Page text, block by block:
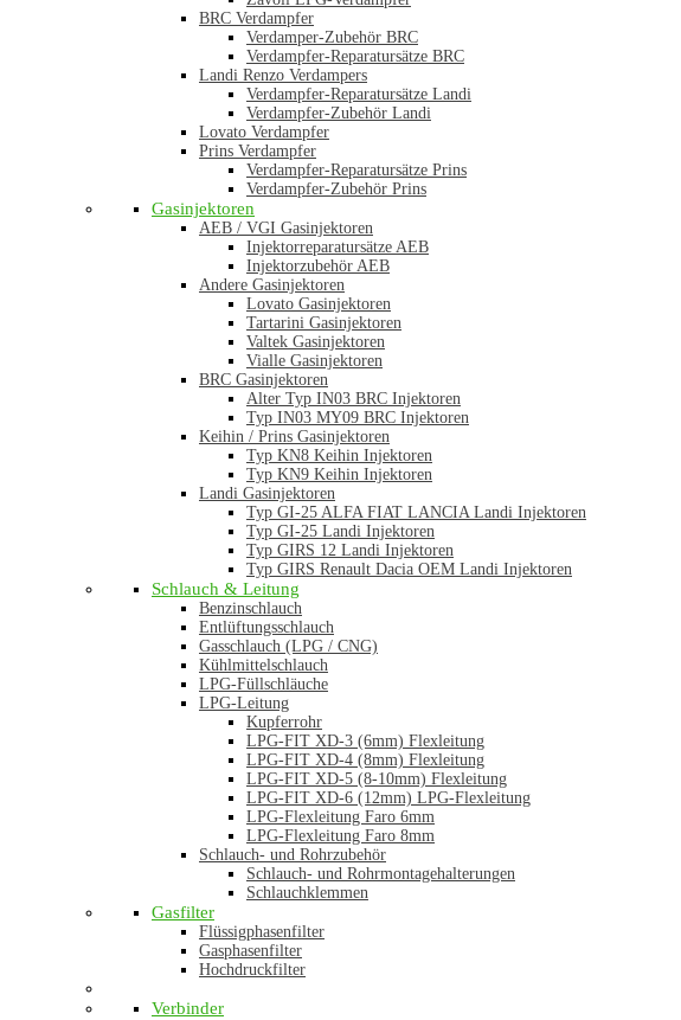
BRC Verdampfer
Verdamper-Zubehör BRC
Verdampfer-Reparatursätze BRC
Landi Renzo Verdampers
Verdampfer-Reparatursätze Landi
Verdampfer-Zubehör Landi
Lovato Verdampfer
Prins Verdampfer
Verdampfer-Reparatursätze Prins
Verdampfer-Zubehör Prins
Gasinjektoren
AEB / VGI Gasinjektoren
Injektorreparatursätze AEB
Injektorzubehör AEB
Andere Gasinjektoren
Lovato Gasinjektoren
Tartarini Gasinjektoren
Valtek Gasinjektoren
Vialle Gasinjektoren
BRC Gasinjektoren
Alter Typ IN03 BRC Injektoren
Typ IN03 MY09 BRC Injektoren
Keihin / Prins Gasinjektoren
Typ KN8 Keihin Injektoren
Typ KN9 Keihin Injektoren
Landi Gasinjektoren
Typ GI-25 ALFA FIAT LANCIA Landi Injektoren
Typ GI-25 Landi Injektoren
Typ GIRS 12 Landi Injektoren
Typ GIRS Renault Dacia OEM Landi Injektoren
Schlauch & Leitung
Benzinschlauch
Entlüftungsschlauch
Gasschlauch (LPG / CNG)
Kühlmittelschlauch
LPG-Füllschläuche
LPG-Leitung
Kupferrohr
LPG-FIT XD-3 (6mm) Flexleitung
LPG-FIT XD-4 (8mm) Flexleitung
LPG-FIT XD-5 (8-10mm) Flexleitung
LPG-FIT XD-6 (12mm) LPG-Flexleitung
LPG-Flexleitung Faro 6mm
LPG-Flexleitung Faro 8mm
Schlauch- und Rohrzubehör
Schlauch- und Rohrmontagehalterungen
Schlauchklemmen
Gasfilter
Flüssigphasenfilter
Gasphasenfilter
Hochdruckfilter
Verbinder